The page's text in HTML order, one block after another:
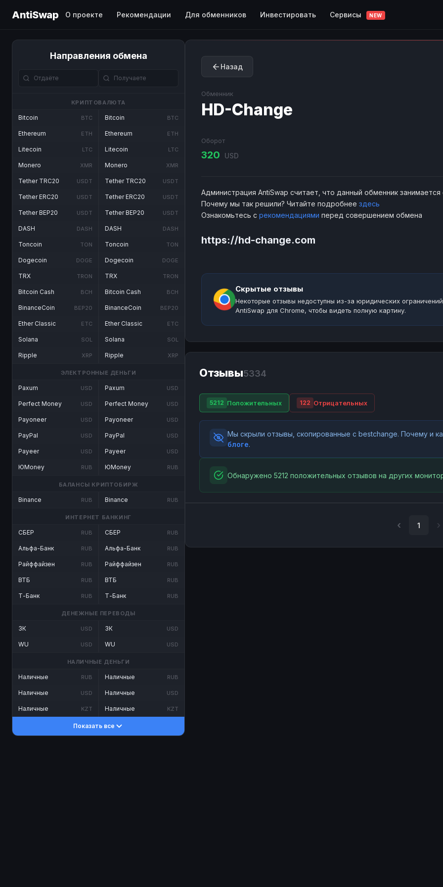
AntiSwap О проекте Рекомендации Для обменников Инвестировать Сервисы NEW
Направления обмена
КРИПТОВАЛЮТА
Bitcoin BTC
Ethereum ETH
Litecoin LTC
Monero XMR
Tether TRC20 USDT
Tether ERC20 USDT
Tether BEP20 USDT
DASH DASH
Toncoin TON
Dogecoin DOGE
TRX TRON
Bitcoin Cash BCH
BinanceCoin BEP20
Ether Classic ETC
Solana SOL
Ripple XRP
Bitcoin BTC
Ethereum ETH
Litecoin LTC
Monero XMR
Tether TRC20 USDT
Tether ERC20 USDT
Tether BEP20 USDT
DASH DASH
Toncoin TON
Dogecoin DOGE
TRX TRON
Bitcoin Cash BCH
BinanceCoin BEP20
Ether Classic ETC
Solana SOL
Ripple XRP
ЭЛЕКТРОННЫЕ ДЕНЬГИ
Paxum USD
Perfect Money USD
Payoneer USD
PayPal USD
Payeer USD
ЮMoney RUB
Paxum USD
Perfect Money USD
Payoneer USD
PayPal USD
Payeer USD
ЮMoney RUB
БАЛАНСЫ КРИПТОБИРЖ
Binance RUB Binance RUB
ИНТЕРНЕТ БАНКИНГ
СБЕР RUB
Альфа-Банк RUB
Райффайзен RUB
ВТБ RUB
Т-Банк RUB
СБЕР RUB
Альфа-Банк RUB
Райффайзен RUB
ВТБ RUB
Т-Банк RUB
ДЕНЕЖНЫЕ ПЕРЕВОДЫ
ЗК USD
WU USD
ЗК USD
WU USD
НАЛИЧНЫЕ ДЕНЬГИ
Наличные RUB
Наличные USD
Наличные KZT
Наличные RUB
Наличные USD
Наличные KZT
Показать все
Назад
Обменник
HD-Change
Оборот
320 USD
Администрация AntiSwap считает, что данный обменник занимается
Почему мы так решили? Читайте подробнее здесь
Ознакомьтесь с рекомендациями перед совершением обмена
https://hd-change.com
Скрытые отзывы
Некоторые отзывы недоступны из-за юридических
AntiSwap для Chrome, чтобы видеть полную картину.
Отзывы5334
5212 Положительных 122 Отрицательных
Мы скрыли отзывы, скопированные с bestchange. Почему и
блоге.
Обнаружено 5212 положительных отзывов на других
1